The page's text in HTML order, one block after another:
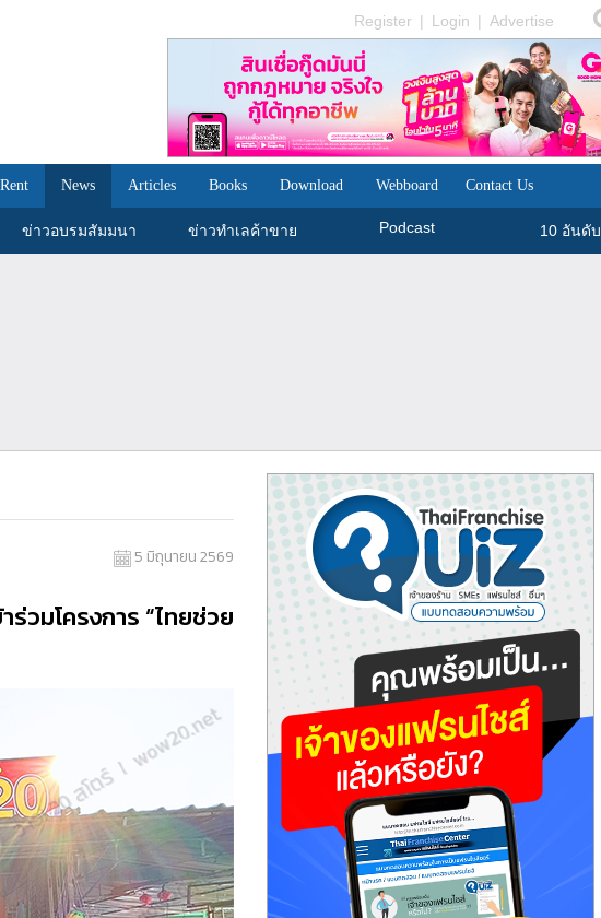
Register | Login | Advertise
News Articles Books Download Webboard Contact Us
ข่าวอบรมสัมมนา ข่าวทำเลค้าขาย Podcast 10 อันดับ
5 มิถุนายน 2569
วมโครงการ “ไทยช่วย